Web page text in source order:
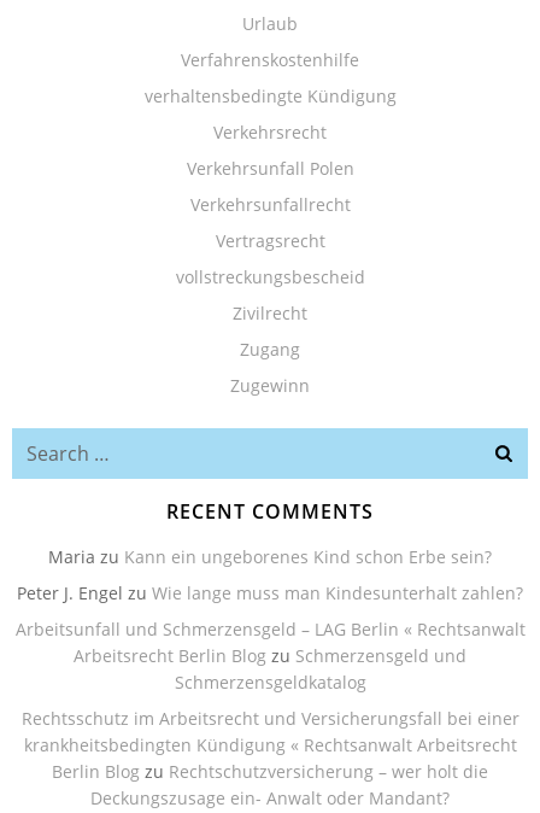
Urlaub
Verfahrenskostenhilfe
verhaltensbedingte Kündigung
Verkehrsrecht
Verkehrsunfall Polen
Verkehrsunfallrecht
Vertragsrecht
vollstreckungsbescheid
Zivilrecht
Zugang
Zugewinn
RECENT COMMENTS
Maria zu Kann ein ungeborenes Kind schon Erbe sein?
Peter J. Engel zu Wie lange muss man Kindesunterhalt zahlen?
Arbeitsunfall und Schmerzensgeld – LAG Berlin « Rechtsanwalt
Arbeitsrecht Berlin Blog zu Schmerzensgeld und
Schmerzensgeldkatalog
Rechtsschutz im Arbeitsrecht und Versicherungsfall bei einer
krankheitsbedingten Kündigung « Rechtsanwalt Arbeitsrecht
Berlin Blog zu Rechtschutzversicherung – wer holt die
Deckungszusage ein- Anwalt oder Mandant?